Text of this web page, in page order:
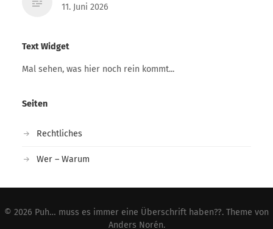
11. Juni 2026
Text Widget
Mal sehen, was hier noch rein kommt...
Seiten
Rechtliches
Wer – Warum
© 2026 Puh… muss es immer eine Überschrift haben??. Theme von
Anders Norén.